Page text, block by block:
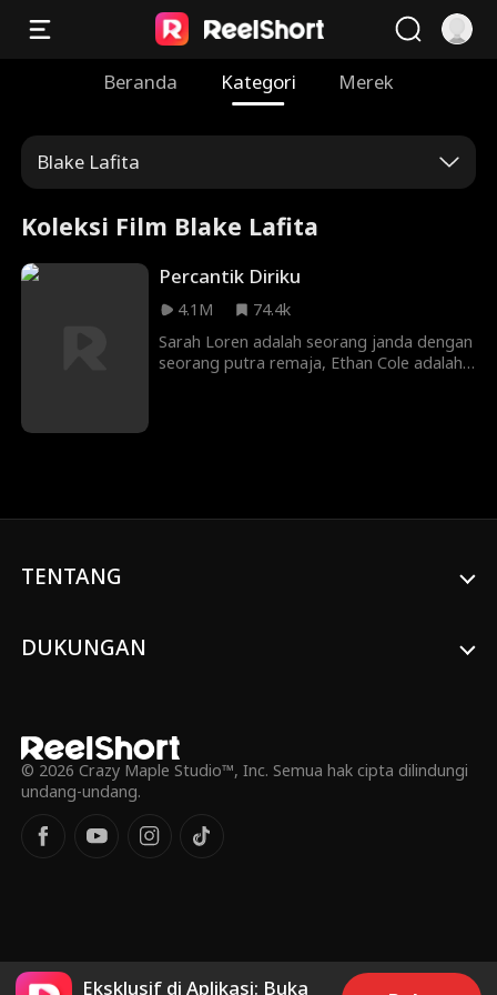
Beranda Kategori Merek
Blake Lafita
Koleksi Film Blake Lafita
Percantik Diriku
4.1M
74.4k
Sarah Loren adalah seorang janda dengan
seorang putra remaja, Ethan Cole adalah
TENTANG
DUKUNGAN
© 2026 Crazy Maple Studio™, Inc. Semua hak cipta dilindungi
undang-undang.
Eksklusif di Aplikasi: Buka